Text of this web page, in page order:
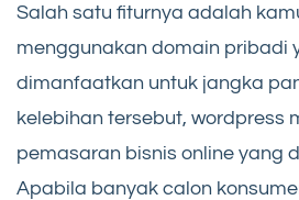
Salah satu fiturnya adalah
menggunakan domain pribadi
dimanfaatkan untuk jangka
kelebihan tersebut, wordpress
pemasaran bisnis online yang
Apabila banyak calon